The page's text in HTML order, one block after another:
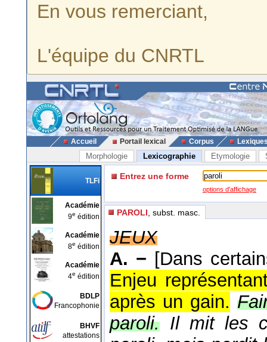
En vous remerciant,
L'équipe du CNRTL
Accueil Portail lexical Corpus
Morphologie Lexicographie Etymologie
TLFi
Académie
9e édition
Académie
8e édition
Académie
4e édition
BDLP
Francophonie
BHVF
attestations
Entrez une forme
options d'affichage
PAROLI , subst. masc.
JEUX
A. − [Dans
Enjeu
après un gain.
paroli. Il mit les